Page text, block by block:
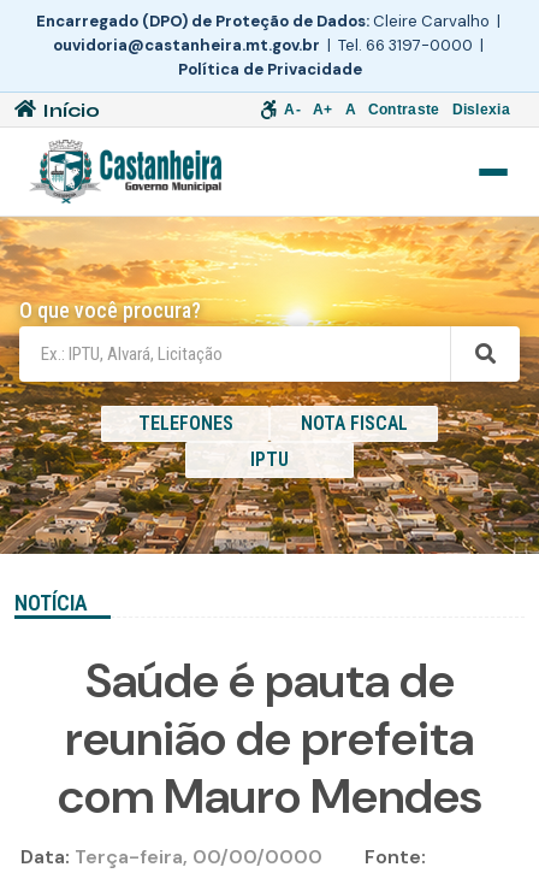
Encarregado (DPO) de Proteção de Dados:Cleire Carvalho |
ouvidoria@castanheira.mt.gov.br | Tel. 66 3197-0000 |
Política de Privacidade
Início A- A+ A Contraste Dislexia
O que você procura?
TELEFONES
NOTA FISCAL
IPTU
NOTÍCIA
Saúde é pauta de
reunião de prefeita
com Mauro Mendes
Data: Terça-feira, 00/00/0000
Fonte: